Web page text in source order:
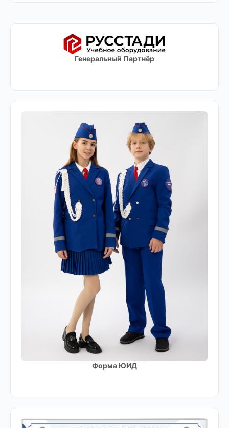
Генеральный Партнёр
Форма ЮИД